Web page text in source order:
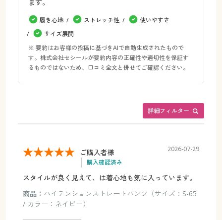
ます。
履き心地 ストレッチ性
使いやすさ
サイズ展開
※ 要約はお客様の投稿に基づきAIで自動生成されたもので
す。株式会社セシールが要約内容の正確性や適切性を保証す
るものではないため、口コミ全文と併せてご確認ください。
詳細フィルター
ご購入者様
購入確認済み
2026-07-29
スタイルが良く見えて、は着心地も気に入っています。
商品： ハイテンションストレートパンツ（サイズ：S-65
/ カラー：ネイビー）